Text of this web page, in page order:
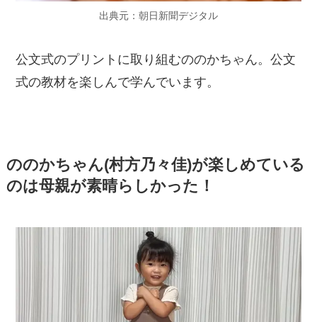
出典元：朝日新聞デジタル
公文式のプリントに取り組むののかちゃん。公文
式の教材を楽しんで学んでいます。
ののかちゃん(村方乃々佳)が楽しめている
のは母親が素晴らしかった！